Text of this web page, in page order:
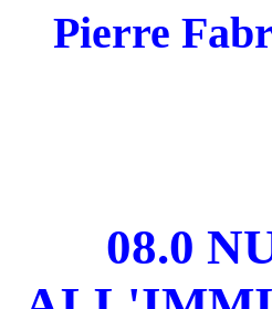
Pierre
08.0